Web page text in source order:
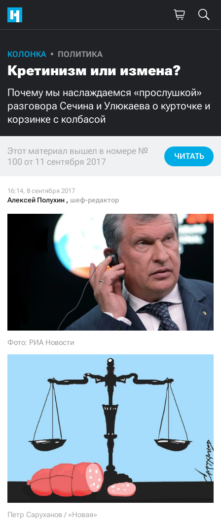
КОЛОНКА ПОЛИТИКА
Кретинизм или измена?
Почему мы наслаждаемся «прослушкой»
разговора Сечина и Улюкаева о курточке и
корзинке с колбасой
Этот материал вышел в номере №
100 от 11 сентября 2017
ЧИТАТЬ
Алексей Полухин , шеф-редактор
Фото: РИА Новости
Петр Саруханов / «Новая»
Поддержите
нашу работу!
Ежемесячно Разово
3000
500
Нажимая кнопку «Стать соучастником»,
я принимаю условия и подтверждаю свое гражданство РФ
СТАТЬ СОУЧАСТНИКОМ
ПОДЕЛИТЬСЯ С ДРУЗЬЯМИ
Если у вас есть вопросы, пишите donate@novayagazeta.ru